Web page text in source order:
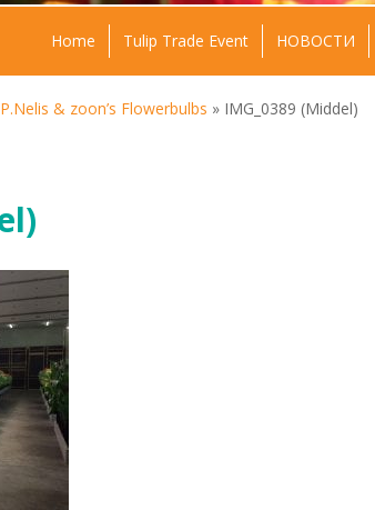
Home Tulip Trade Event НОВОСТИ
P.Nelis & zoon’s Flowerbulbs » IMG_0389 (Middel)